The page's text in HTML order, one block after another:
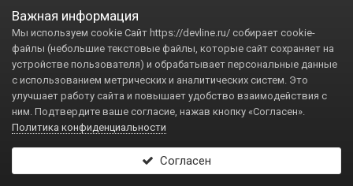
Важная информация
Мы используем cookie Сайт https://devline.ru/ собирает cookie-
файлы (небольшие текстовые файлы, которые сайт сохраняет на
устройстве пользователя) и обрабатывает персональные данные
с использованием метрических и аналитических систем. Это
улучшает работу сайта и повышает удобство взаимодействия с
ним. Подтвердите ваше согласие, нажав кнопку «Согласен».
Политика конфиденциальности
Согласен